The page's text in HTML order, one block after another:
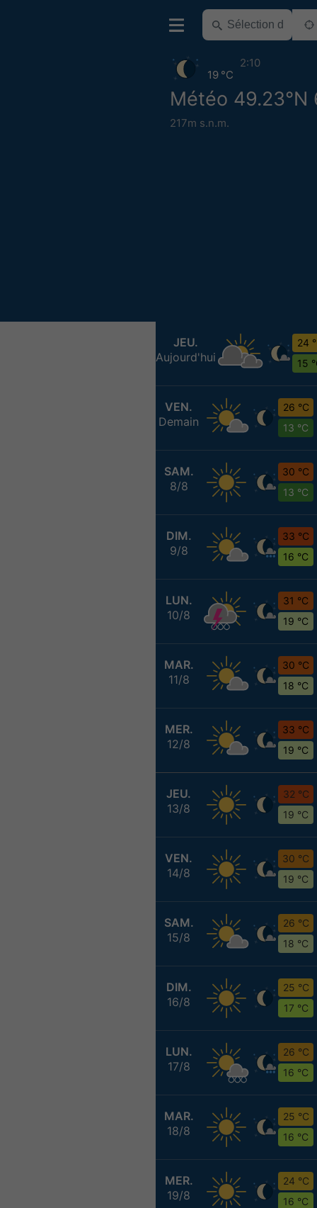
Météo 49.23°N
217m s.n.m.
19 °C
2:10
JEU.
Aujourd'hui
24
15
VEN.
Demain
26 °C
13 °C
SAM.
8/8
30 °C
13 °C
DIM.
9/8
33 °C
16 °C
LUN.
10/8
31 °C
19 °C
MAR.
11/8
30 °C
18 °C
MER.
12/8
33 °C
19 °C
JEU.
13/8
32 °C
19 °C
VEN.
14/8
30 °C
19 °C
SAM.
15/8
26 °C
18 °C
DIM.
16/8
25 °C
17 °C
LUN.
17/8
26 °C
16 °C
MAR.
18/8
25 °C
16 °C
MER.
19/8
24 °C
16 °C